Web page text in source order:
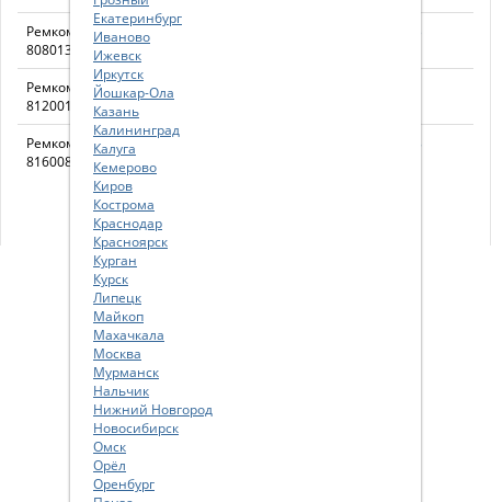
Ремкомплект направляющих суппорта
808013
Ремкомплект направляющих суппорта
812001
Ремкомплект направляющих суппорта
816008
816008
Екатеринбург
Иваново
Ижевск
Иркутск
Йошкар-Ола
Казань
Калининград
Калуга
Кемерово
Киров
Кострома
Краснодар
Красноярск
Курган
Курск
Липецк
Майкоп
Махачкала
Москва
Мурманск
Нальчик
Нижний Новгород
Новосибирск
Омск
Орёл
Оренбург